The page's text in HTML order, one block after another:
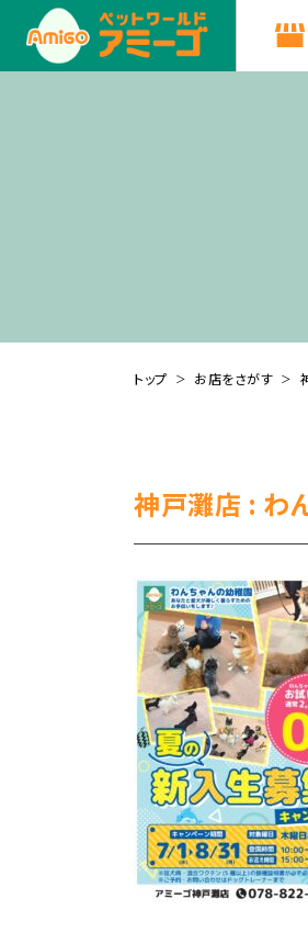
トップ お店をさがす
神戸灘店 : わ